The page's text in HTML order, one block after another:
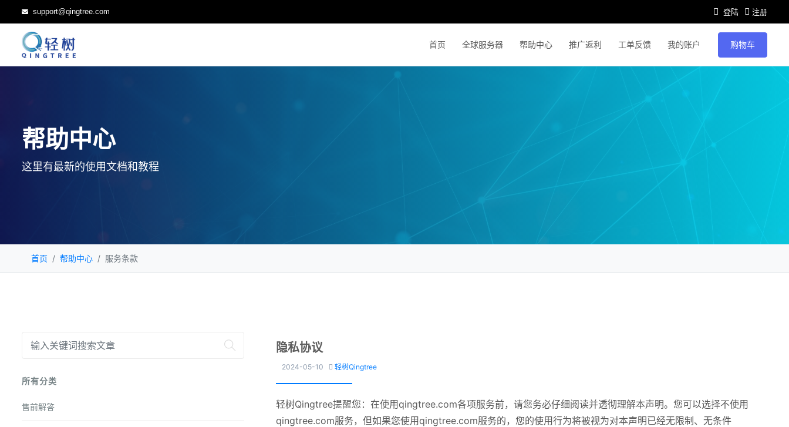
support@qingtree.com 登陆 注册
首页 全球服务器 帮助中心 推广返利 工单反馈 我的账户 购物车
帮助中心
这里有最新的使用文档和教程
首页 帮助中心 服务条款
所有分类
售前解答
隐私协议
2024-05-10  轻树Qingtree
轻树Qingtree提醒您：在使用qingtree.com各项服务前，请您务必仔细阅读并透彻理解本声明。您可以选择不使用
qingtree.com服务，但如果您使用qingtree.com服务的，您的使用行为将被视为对本声明已经无限制、无条件